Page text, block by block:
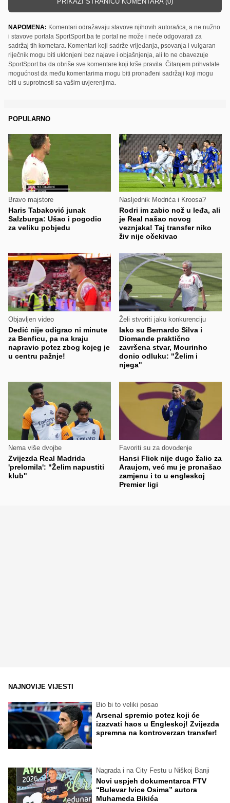
NAPOMENA: Komentari odražavaju stavove njihovih autora/ica, a ne nužno
i stavove portala SportSport.ba te portal ne može i neće odgovarati za
sadržaj tih kometara. Komentari koji sadrže vrijeđanja, psovanja i vulgaran
riječnik mogu biti uklonjeni bez najave i objašnjenja, ali to ne obavezuje
SportSport.ba da obriše sve komentare koji krše pravila. Čitanjem prihvatate
mogućnost da među komentarima mogu biti pronađeni sadržaji koji mogu
biti u suprotnosti sa vašim uvjerenjima.
POPULARNO
Bravo majstore
Haris Tabaković junak
Salzburga: Ušao i pogodio
za veliku pobjedu
Nasljednik Modrića i Kroosa?
Rodri im zabio nož u leđa, ali
je Real našao novog
veznjaka! Taj transfer niko
živ nije očekivao
Objavljen video
Dedić nije odigrao ni minute
za Benficu, pa na kraju
napravio potez zbog kojeg je
u centru pažnje!
Želi stvoriti jaku konkurenciju
Iako su Bernardo Silva i
Diomande praktično
završena stvar, Mourinho
donio odluku: "Želim i
njega"
Nema više dvojbe
Zvijezda Real Madrida
'prelomila': "Želim napustiti
klub"
Favoriti su za dovođenje
Hansi Flick nije dugo žalio za
Araujom, već mu je pronašao
zamjenu i to u engleskoj
Premier ligi
NAJNOVIJE VIJESTI
Bio bi to veliki posao
Arsenal spremio potez koji će
izazvati haos u Engleskoj! Zvijezda
spremna na kontroverzan transfer!
Nagrada i na City Festu u Niškoj Banji
Novi uspjeh dokumentarca FTV
“Bulevar Ivice Osima” autora
Muhameda Bikića